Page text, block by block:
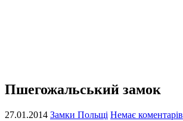
Пшегожальський замок
27.01.2014 Замки Польщі Немає коментарів